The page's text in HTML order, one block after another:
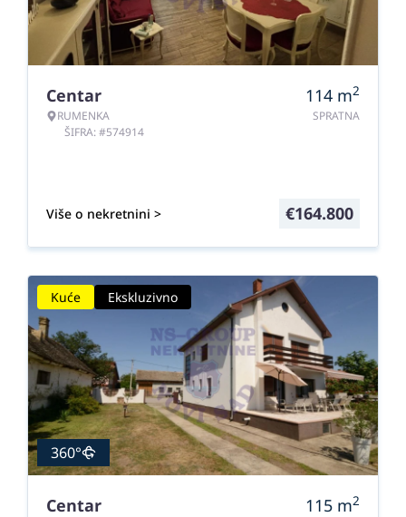
Centar
RUMENKA
ŠIFRA: #574914
114 m2
SPRATNA
Više o nekretnini > €164.800
Kuće Ekskluzivno
360°
Centar 115 m2